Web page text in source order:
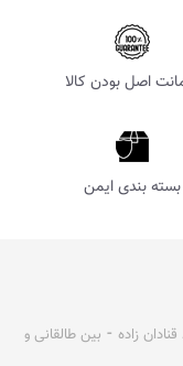
اصل بودن کالا
بسته بندی ایمن
زاده ⁃ بین طالقانی و